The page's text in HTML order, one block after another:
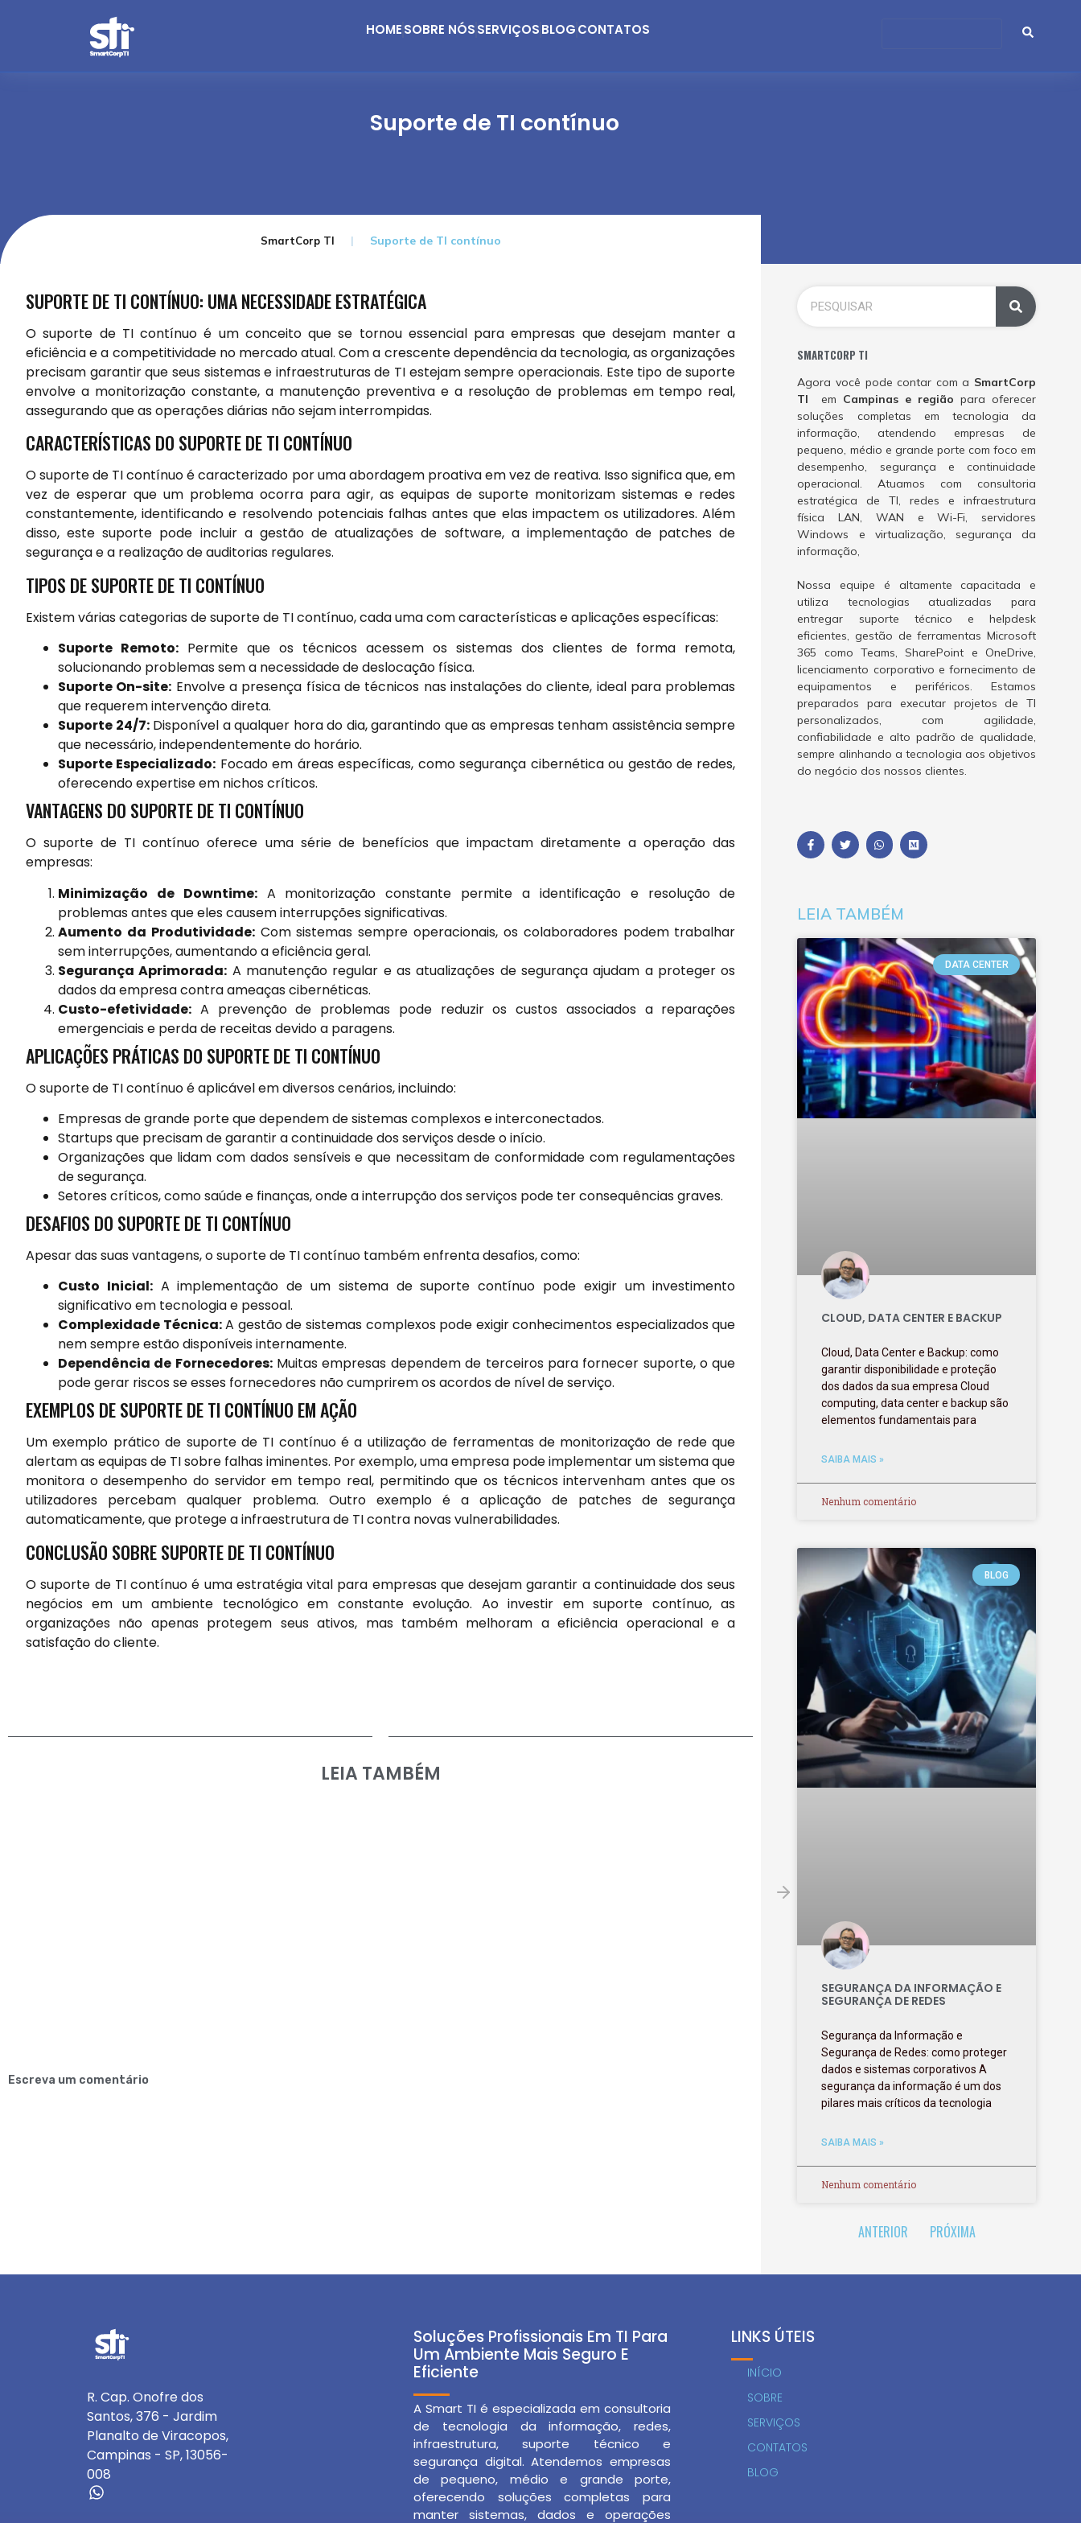
HOMESOBRE NÓSSERVIÇOSBLOGCONTATOS
Suporte de TI contínuo
SmartCorp TI Suporte de TI contínuo
SUPORTE DE TI CONTÍNUO: UMA NECESSIDADE ESTRATÉGICA
O suporte de TI contínuo é um conceito que se tornou essencial para empresas que desejam manter a
eficiência e a competitividade no mercado atual. Com a crescente dependência da tecnologia, as organizações
precisam garantir que seus sistemas e infraestruturas de TI estejam sempre operacionais. Este tipo de suporte
envolve a monitorização constante, a manutenção preventiva e a resolução de problemas em tempo real,
assegurando que as operações diárias não sejam interrompidas.
CARACTERÍSTICAS DO SUPORTE DE TI CONTÍNUO
O suporte de TI contínuo é caracterizado por uma abordagem proativa em vez de reativa. Isso significa que, em
vez de esperar que um problema ocorra para agir, as equipas de suporte monitorizam sistemas e redes
constantemente, identificando e resolvendo potenciais falhas antes que elas impactem os utilizadores. Além
disso, este suporte pode incluir a gestão de atualizações de software, a implementação de patches de
segurança e a realização de auditorias regulares.
TIPOS DE SUPORTE DE TI CONTÍNUO
Existem várias categorias de suporte de TI contínuo, cada uma com características e aplicações específicas:
Suporte Remoto: Permite que os técnicos acessem os sistemas dos clientes de forma remota,
solucionando problemas sem a necessidade de deslocação física.
Suporte On-site: Envolve a presença física de técnicos nas instalações do cliente, ideal para problemas
que requerem intervenção direta.
Suporte 24/7:Disponível a qualquer hora do dia, garantindo que as empresas tenham assistência sempre
que necessário, independentemente do horário.
Suporte Especializado: Focado em áreas específicas, como segurança cibernética ou gestão de redes,
oferecendo expertise em nichos críticos.
VANTAGENS DO SUPORTE DE TI CONTÍNUO
O suporte de TI contínuo oferece uma série de benefícios que impactam diretamente a operação das
empresas:
Minimização de Downtime:A monitorização constante permite a identificação e resolução de
problemas antes que eles causem interrupções significativas.
Aumento da Produtividade:Com sistemas sempre operacionais, os colaboradores podem trabalhar
sem interrupções, aumentando a eficiência geral.
Segurança Aprimorada: A manutenção regular e as atualizações de segurança ajudam a proteger os
dados da empresa contra ameaças cibernéticas.
Custo-efetividade: A prevenção de problemas pode reduzir os custos associados a reparações
emergenciais e perda de receitas devido a paragens.
APLICAÇÕES PRÁTICAS DO SUPORTE DE TI CONTÍNUO
O suporte de TI contínuo é aplicável em diversos cenários, incluindo:
Empresas de grande porte que dependem de sistemas complexos e interconectados.
Startups que precisam de garantir a continuidade dos serviços desde o início.
Organizações que lidam com dados sensíveis e que necessitam de conformidade com regulamentações
de segurança.
Setores críticos, como saúde e finanças, onde a interrupção dos serviços pode ter consequências graves.
DESAFIOS DO SUPORTE DE TI CONTÍNUO
Apesar das suas vantagens, o suporte de TI contínuo também enfrenta desafios, como:
Custo Inicial:A implementação de um sistema de suporte contínuo pode exigir um investimento
significativo em tecnologia e pessoal.
Complexidade Técnica:A gestão de sistemas complexos pode exigir conhecimentos especializados que
nem sempre estão disponíveis internamente.
Dependência de Fornecedores:Muitas empresas dependem de terceiros para fornecer suporte, o que
pode gerar riscos se esses fornecedores não cumprirem os acordos de nível de serviço.
EXEMPLOS DE SUPORTE DE TI CONTÍNUO EM AÇÃO
Um exemplo prático de suporte de TI contínuo é a utilização de ferramentas de monitorização de rede que
alertam as equipas de TI sobre falhas iminentes. Por exemplo, uma empresa pode implementar um sistema que
monitora o desempenho do servidor em tempo real, permitindo que os técnicos intervenham antes que os
utilizadores percebam qualquer problema. Outro exemplo é a aplicação de patches de segurança
automaticamente, que protege a infraestrutura de TI contra novas vulnerabilidades.
CONCLUSÃO SOBRE SUPORTE DE TI CONTÍNUO
O suporte de TI contínuo é uma estratégia vital para empresas que desejam garantir a continuidade dos seus
negócios em um ambiente tecnológico em constante evolução. Ao investir em suporte contínuo, as
organizações não apenas protegem seus ativos, mas também melhoram a eficiência operacional e a
satisfação do cliente.
LEIA TAMBÉM
Escreva um comentário
SMARTCORP TI
Agora você pode contar com a SmartCorp
TI em Campinas e região para oferecer
soluções completas em tecnologia da
informação, atendendo empresas de
pequeno, médio e grande porte com foco em
desempenho, segurança e continuidade
operacional. Atuamos com consultoria
estratégica de TI, redes e infraestrutura
física LAN, WAN e Wi-Fi, servidores
Windows e virtualização, segurança da
informação,
Nossa equipe é altamente capacitada e
utiliza tecnologias atualizadas para
entregar suporte técnico e helpdesk
eficientes, gestão de ferramentas Microsoft
365 como Teams, SharePoint e OneDrive,
licenciamento corporativo e fornecimento de
equipamentos e periféricos. Estamos
preparados para executar projetos de TI
personalizados, com agilidade,
confiabilidade e alto padrão de qualidade,
sempre alinhando a tecnologia aos objetivos
do negócio dos nossos clientes.
LEIA TAMBÉM
DATA CENTER
CLOUD, DATA CENTER E BACKUP
Cloud, Data Center e Backup: como
garantir disponibilidade e proteção
dos dados da sua empresa Cloud
computing, data center e backup são
elementos fundamentais para
SAIBA MAIS »
Nenhum comentário
BLOG
SEGURANÇA DA INFORMAÇÃO E
SEGURANÇA DE REDES
Segurança da Informação e
Segurança de Redes: como proteger
dados e sistemas corporativos A
segurança da informação é um dos
pilares mais críticos da tecnologia
SAIBA MAIS »
Nenhum comentário
ANTERIOR PRÓXIMA
R. Cap. Onofre dos
Santos, 376 - Jardim
Planalto de Viracopos,
Campinas - SP, 13056-
008
Soluções Profissionais Em TI Para
Um Ambiente Mais Seguro E
Eficiente
A Smart TI é especializada em consultoria
de tecnologia da informação, redes,
infraestrutura, suporte técnico e
segurança digital. Atendemos empresas
de pequeno, médio e grande porte,
oferecendo soluções completas para
manter sistemas, dados e operações
LINKS ÚTEIS
INÍCIO
SOBRE
SERVIÇOS
CONTATOS
BLOG